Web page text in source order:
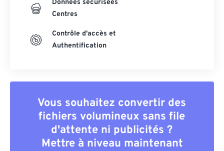
Données sécurisées
Centres
Contrôle d'accès et
Authentification
Vous souhaitez convertir des
fichiers volumineux sans file
d'attente ni publicités ?
Mettre à niveau maintenant